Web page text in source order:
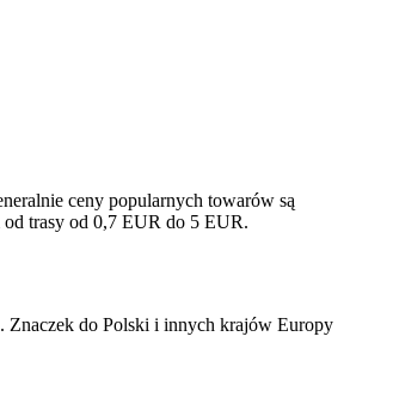
ceny popularnych towarów są
trasy od 0,7 EUR do 5 EUR.
Znaczek do Polski i innych krajów Europy